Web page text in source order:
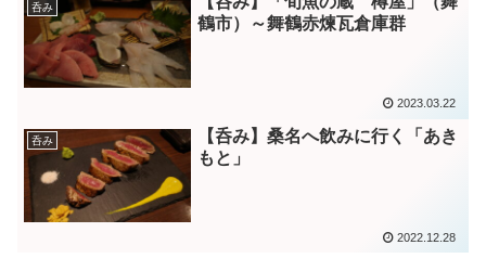
呑み
鶴市）～舞鶴赤煉瓦倉庫群
2023.03.22
呑み
【呑み】桑名へ飲みに行く「あき
もと」
2022.12.28